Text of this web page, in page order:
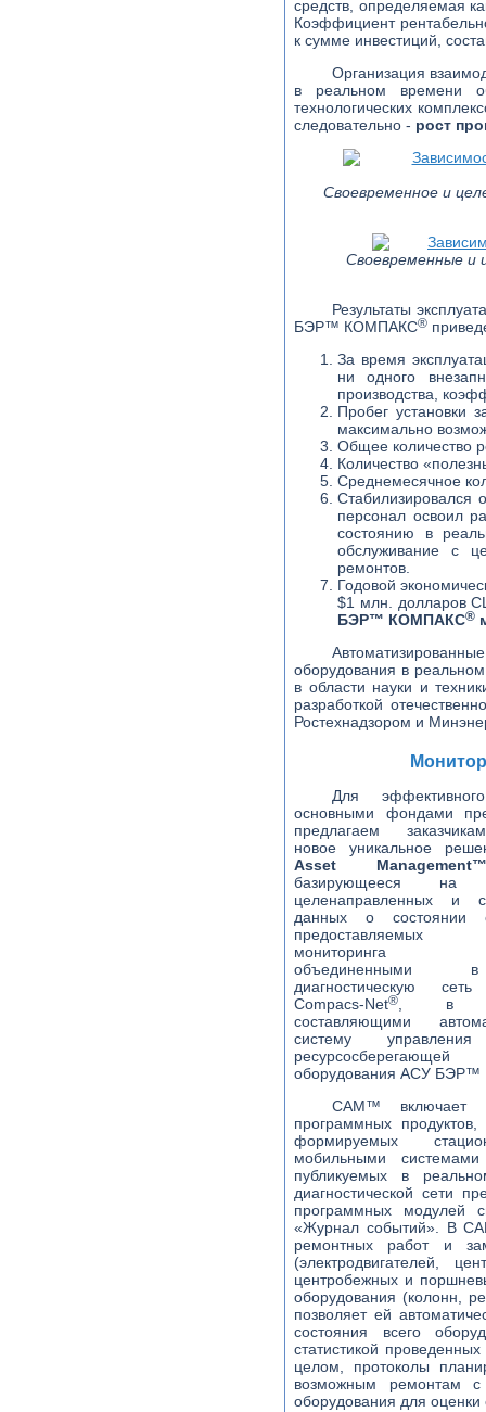
средств, определяемая
Коэффициент
к сумме инвестиций,
Организация
в реальном времени
технологических
следовательно - рост
Своевременное и
Своевременные и
Результаты
БЭР™ КОМПАКС®
За время
ни одного
производства,
Пробег установки
максимально
Общее количество
Количество
Среднемесячное
Стабилизировался
персонал освоил
состоянию в
обслуживание с
ремонтов.
Годовой
$1 млн. долларов
БЭР™ КОМПАКС®
оборудования в
в области науки и
разработкой
Ростехнадзором и
Для
основными фондами
предлагаем
новое уникальное
Asset
базирующееся на
целенаправленных и
данных о состоянии
предоставляемых
мониторинга
объединенными
диагностическую
Compacs-Net®, в
составляющими
систему управления
ресурсосберегающей
оборудования АСУ
САМ™ включает
программных продуктов,
формируемых
мобильными системами
публикуемых в
диагностической сети
программных модулей
«Журнал событий». В
ремонтных работ и
(электродвигателей,
центробежных и
оборудования (колонн,
позволяет ей
состояния всего
статистикой
целом, протоколы
возможным ремонтам с
оборудования для оценки